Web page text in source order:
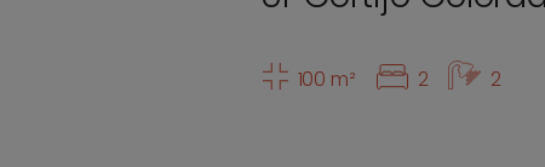
100 m² 2 2